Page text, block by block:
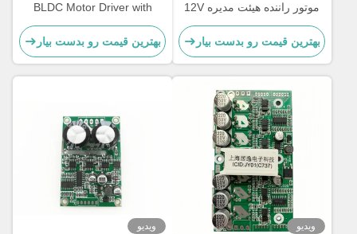
موتور راننده هیئت مدیره 12V
24V 48V با عملکرد ترمز
بهترین قیمت رو بدست بیار
BLDC Motor Driver with
JY01 IC and Wide Voltage
Compatibility for 10A Current
بهترین قیمت رو بدست بیار
ویدیو ویدیو